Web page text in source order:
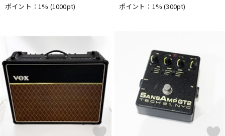
ポイント：1% (1000pt) ポイント：1%(300pt)